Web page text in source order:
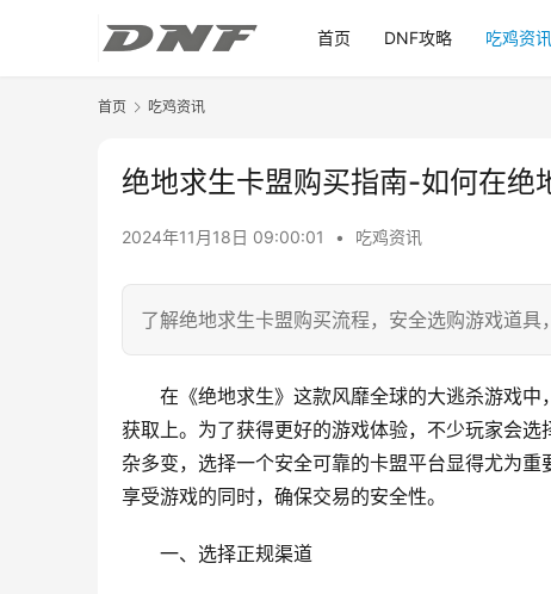
首页 DNF攻略 吃鸡资讯
首页 吃鸡资讯
绝地求生卡盟购买指南-如何在绝
2024年11月18日 09:00:01 • 吃鸡资讯
了解绝地求生卡盟购买流程，安全选购游戏道具
在《绝地求生》这款风靡全球的大逃杀游戏
获取上。为了获得更好的游戏体验，不少玩家会
杂多变，选择一个安全可靠的卡盟平台显得尤为
享受游戏的同时，确保交易的安全性。
一、选择正规渠道